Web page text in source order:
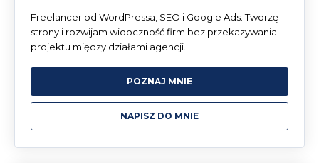
Freelancer od WordPressa, SEO i Google Ads. Tworzę
strony i rozwijam widoczność firm bez przekazywania
projektu między działami agencji.
POZNAJ MNIE
NAPISZ DO MNIE